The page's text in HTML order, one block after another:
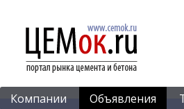
Компании Объявления